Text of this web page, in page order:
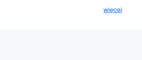
więcej